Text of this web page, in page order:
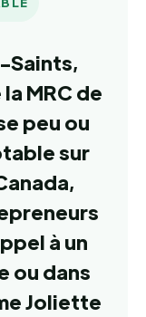
Saints,
MRC de
peu ou
sur
à un
ou dans
Joliette